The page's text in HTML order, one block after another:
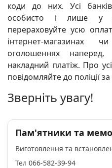
коди до них. Усі
особисто і лише у
перераховуйте усю
інтернет-
оголошеннях наперед,
накладний платіж. Про
повідомляйте до поліції
Зверніть увагу!
Пам'ятники та
Виготовлення та
Тел 066-582-39-94